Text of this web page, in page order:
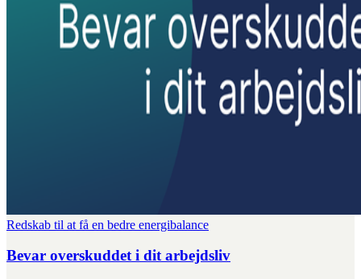
Redskab til at få en bedre energibalance
Bevar overskuddet i dit arbejdsliv